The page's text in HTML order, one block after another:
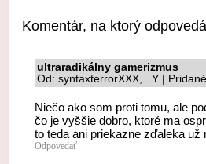
Komentár, na ktorý
ultraradikálny gamerizmus
Od: syntaxterrorXXX, . Y |
Niečo ako som proti tomu, ale
čo je vyššie dobro, ktoré ma
to teda ani priekazne zďaleka už
Odpovedať